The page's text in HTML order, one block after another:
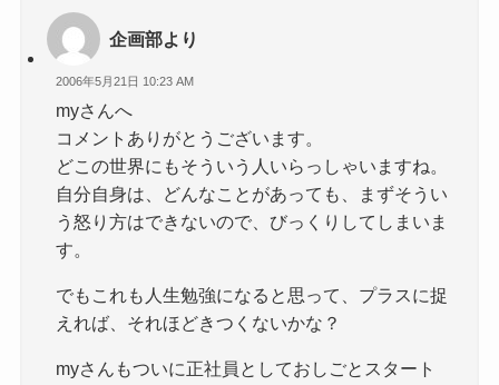
企画部より
2006年5月21日 10:23 AM
myさんへ
コメントありがとうございます。
どこの世界にもそういう人いらっしゃいますね。
自分自身は、どんなことがあっても、まずそうい
う怒り方はできないので、びっくりしてしまいま
す。
でもこれも人生勉強になると思って、プラスに捉
えれば、それほどきつくないかな？
myさんもついに正社員としておしごとスタート